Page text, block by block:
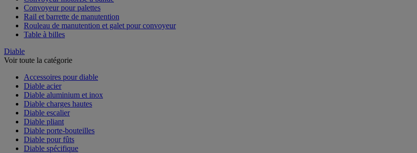
Convoyeur pour palettes
Rail et barrette de manutention
Rouleau de manutention et galet pour convoyeur
Table à billes
Diable
Voir toute la catégorie
Accessoires pour diable
Diable acier
Diable aluminium et inox
Diable charges hautes
Diable escalier
Diable pliant
Diable porte-bouteilles
Diable pour fûts
Diable spécifique